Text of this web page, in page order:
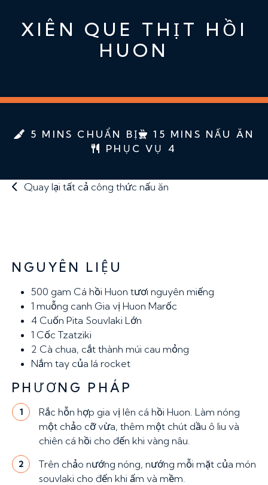
XIÊN QUE THỊT HỒI
HUON
5 MINS CHUẨN BỊ
15 MINS NẤU ĂN
PHỤC VỤ 4
Quay lại tất cả công thức nấu ăn
NGUYÊN LIỆU
500 gam Cá hồi Huon tươi nguyên miếng
1 muỗng canh Gia vị Huon Marốc
4 Cuốn Pita Souvlaki Lớn
1 CốcTzatziki
2 Cà chua, cắt thành múi cau mỏng
Nắm tay của lá rocket
PHƯƠNG PHÁP
1
Rắc hỗn hợp gia vị lên cá hồi Huon. Làm nóng
một chảo cỡ vừa, thêm một chút dầu ô liu và
chiên cá hồi cho đến khi vàng nâu.
2
Trên chảo nướng nóng, nướng mỗi mặt của món
souvlaki cho đến khi ấm và mềm.